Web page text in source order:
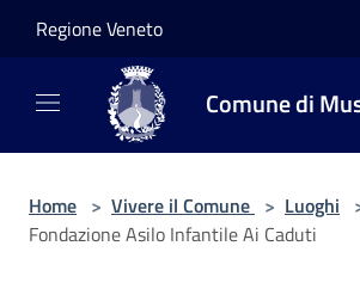
Regione Veneto
Comune di
Home > Vivere il Comune > Luoghi
Fondazione Asilo Infantile Ai Caduti